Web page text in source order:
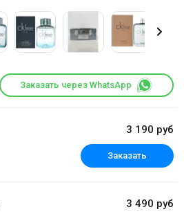
Заказать через WhatsApp
3 190 руб
Заказать
3 490 руб